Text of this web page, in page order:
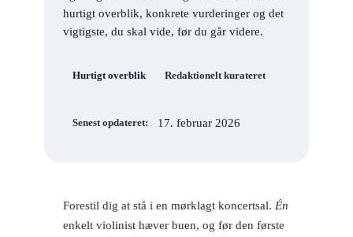
hurtigt overblik, konkrete vurderinger og det
vigtigste, du skal vide, før du går videre.
Hurtigt overblik Redaktionelt kurateret
Senest opdateret: 17. februar 2026
Forestil dig at stå i en mørklagt koncertsal. Én
enkelt violinist hæver buen, og før den første